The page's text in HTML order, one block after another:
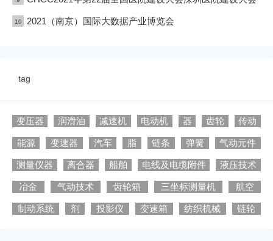
10 2021（南京）国际大数据产业博览会
tag
变压器 润滑油 减速机 电动机 器 齿轮 传动
能源 变速器 汽车 脂 链条 弹簧 气动元件
测量仪器 离合器 船舶 电线及电缆附件 液压技术
冶金 气动技术 齿轮箱 三坐标测量机 航空
制动系统 剂 投影仪 变速箱 纺织机械 链轮